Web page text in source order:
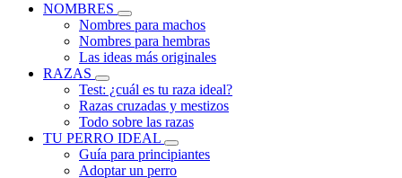
NOMBRES
Nombres para machos
Nombres para hembras
Las ideas más originales
RAZAS
Test: ¿cuál es tu raza ideal?
Razas cruzadas y mestizos
Todo sobre las razas
TU PERRO IDEAL
Guía para principiantes
Adoptar un perro